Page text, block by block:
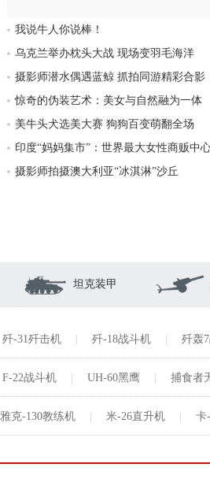
我说牛人你说棒！
乌克兰举办枕头大战 现场变羽毛海洋
摄影师潜水偶遇蓝鲸 抓拍同游精彩合影
惊奇的伪装艺术：美女与自然融为一体
美牛头犬选美大赛 狗狗百变萌翻全场
印度“妈妈集市”：世界最大女性商贩中
摄影师拍摄澳大利亚“冰淇淋”沙丘
坦克装甲
歼-31歼击机 歼-18战斗机 歼轰
F-22战斗机 UH-60黑鹰 捕食者
雅克-130教练机 米-26直升机 卡